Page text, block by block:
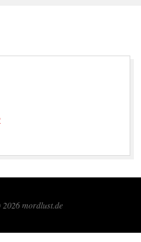
2026mordlust.de